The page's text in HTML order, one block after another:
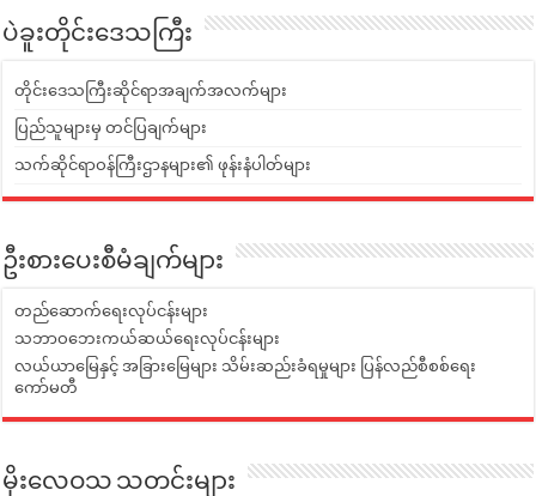
ပဲခူးတိုင်းဒေသကြီး
တိုင်းဒေသကြီးဆိုင်ရာအချက်အလက်များ
ပြည်သူများမှ တင်ပြချက်များ
သက်ဆိုင်ရာဝန်ကြီးဌာနများ၏ ဖုန်းနံပါတ်များ
ဦးစားပေးစီမံချက်များ
တည်ဆောက်ရေးလုပ်ငန်းများ
သဘာဝဘေးကယ်ဆယ်ရေးလုပ်ငန်းများ
လယ်ယာမြေနှင့် အခြားမြေများ သိမ်းဆည်းခံရမှုများ ပြန်လည်စီစစ်ရေး
ကော်မတီ
မိုးလေဝသ သတင်းများ